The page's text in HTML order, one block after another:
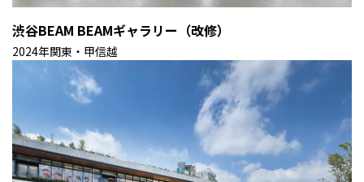
渋谷BEAM BEAMギャラリー（改修）
2024年関東・甲信越